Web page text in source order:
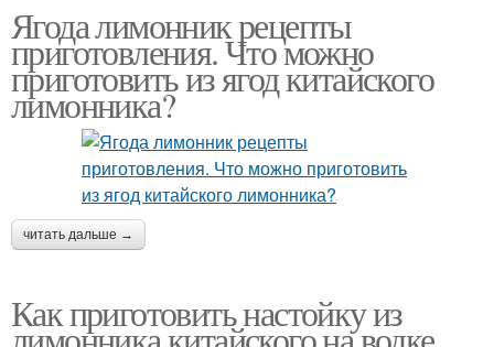
Ягода лимонник рецепты
приготовления. Что можно
приготовить из ягод китайского
лимонника?
читать дальше →
Как приготовить настойку из